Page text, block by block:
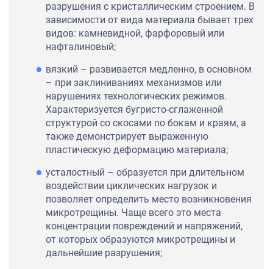
разрушения с кристаллическим строением. В
зависимости от вида материала бывает трех
видов: камневидной, фарфоровый или
нафталиновый;
вязкий – развивается медленно, в основном
– при заклиниваниях механизмов или
нарушениях технологических режимов.
Характеризуется бугристо-сглаженной
структурой со скосами по бокам и краям, а
также демонстрирует выраженную
пластическую деформацию материала;
усталостный – образуется при длительном
воздействии циклических нагрузок и
позволяет определить место возникновения
микротрещины. Чаще всего это места
концентрации повреждений и напряжений,
от которых образуются микротрещины и
дальнейшие разрушения;